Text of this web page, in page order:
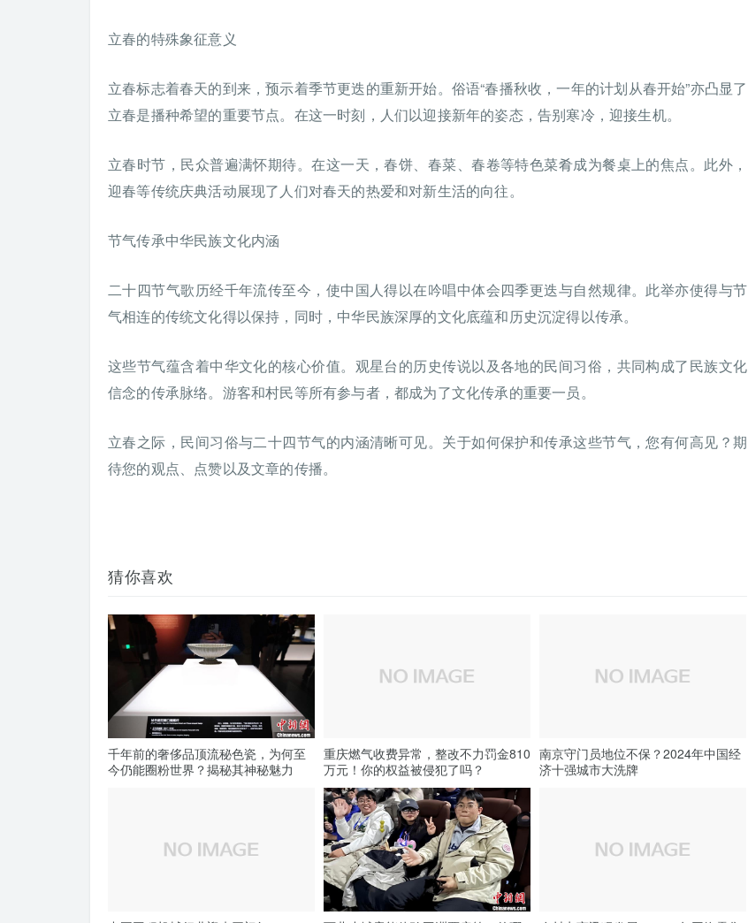
立春的特殊象征意义
立春标志着春天的到来，预示着季节更迭的重新开始。俗语“春播秋收，一年的计划从春开始”亦凸显了
立春是播种希望的重要节点。在这一时刻，人们以迎接新年的姿态，告别寒冷，迎接生机。
立春时节，民众普遍满怀期待。在这一天，春饼、春菜、春卷等特色菜肴成为餐桌上的焦点。此外，
迎春等传统庆典活动展现了人们对春天的热爱和对新生活的向往。
节气传承中华民族文化内涵
二十四节气歌历经千年流传至今，使中国人得以在吟唱中体会四季更迭与自然规律。此举亦使得与节
气相连的传统文化得以保持，同时，中华民族深厚的文化底蕴和历史沉淀得以传承。
这些节气蕴含着中华文化的核心价值。观星台的历史传说以及各地的民间习俗，共同构成了民族文化
信念的传承脉络。游客和村民等所有参与者，都成为了文化传承的重要一员。
立春之际，民间习俗与二十四节气的内涵清晰可见。关于如何保护和传承这些节气，您有何高见？期
待您的观点、点赞以及文章的传播。
猜你喜欢
千年前的奢侈品顶流秘色瓷，为何至
今仍能圈粉世界？揭秘其神秘魅力
重庆燃气收费异常，整改不力罚金810
万元！你的权益被侵犯了吗？
南京守门员地位不保？2024年中国经
济十强城市大洗牌